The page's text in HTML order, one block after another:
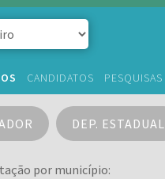
CANDIDATOS PESQUISAS
DEP. ESTADUAL
por município: